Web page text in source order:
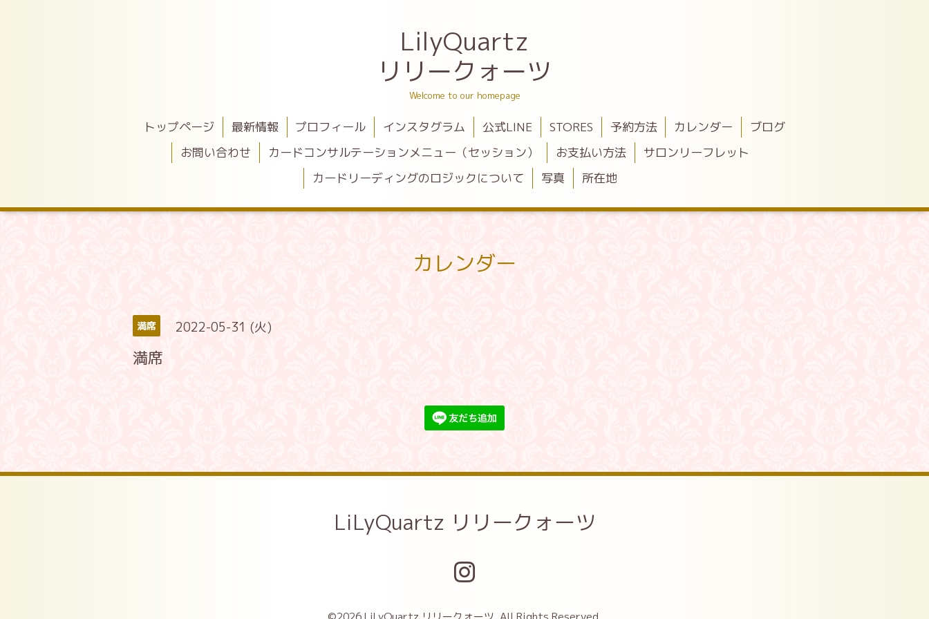
LilyQuartz
リリークォーツ
Welcome to our homepage
トップページ 最新情報 プロフィール インスタグラム 公式LINE STORES 予約方法 カレンダー
ブログ
お問い合わせ
カードコンサルテーションメニュー（セッション） お支払い方法
サロンリーフレット
カードリーディングのロジックについて
写真 所在地
カレンダー
満席 2022-05-31 (火)
満席
LiLyQuartz リリークォーツ